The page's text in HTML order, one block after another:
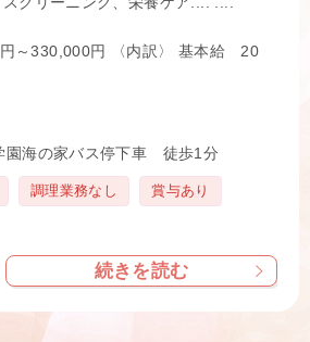
～330,000円 〈内訳〉 基本給 20
海の家バス停下車 徒歩1分
調理業務なし 賞与あり
続きを読む